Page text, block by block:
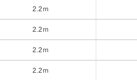
2.2ｍ
2.2ｍ
2.2ｍ
2.2ｍ